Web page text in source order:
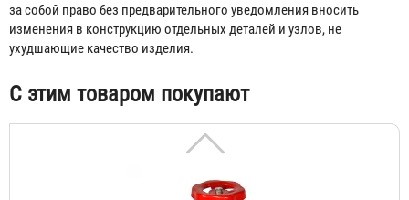
за собой право без предварительного уведомления вносить
изменения в конструкцию отдельных деталей и узлов, не
ухудшающие качество изделия.
С этим товаром покупают